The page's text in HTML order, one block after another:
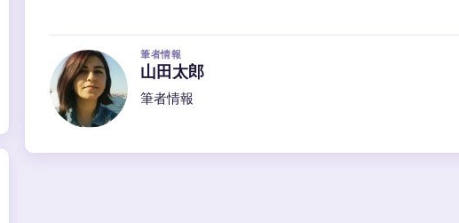
筆者情報
山田太郎
筆者情報